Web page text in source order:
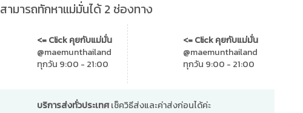
สามารถทักหาแม่มั่นได้ 2 ช่องทาง
<= Click คุยกับแม่มั่น
@maemunthailand
ทุกวัน 9:00 - 21:00
<= Click คุยกับแม่มั่น
@maemunthailand
ทุกวัน 9:00 - 21:00
บริการส่งทั่วประเทศเช็ควิธีส่งและค่าส่งก่อนได้ค่ะ